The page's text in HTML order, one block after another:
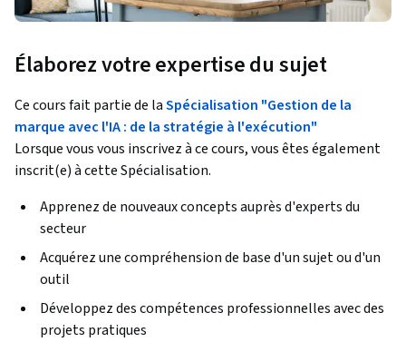
Élaborez votre expertise du sujet
Ce cours fait partie de laSpécialisation "Gestion de la
marque avec l'IA : de la stratégie à l'exécution"
Lorsque vous vous inscrivez à ce cours, vous êtes également
inscrit(e) à cette Spécialisation.
Apprenez de nouveaux concepts auprès d'experts du
secteur
Acquérez une compréhension de base d'un sujet ou d'un
outil
Développez des compétences professionnelles avec des
projets pratiques